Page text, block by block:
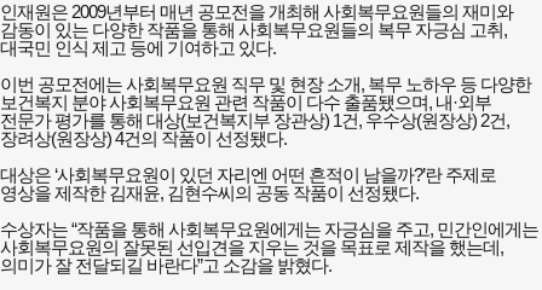
인재원은 2009년부터 매년 공모전을 개최해 사회복무요원들의 재미와
감동이 있는 다양한 작품을 통해 사회복무요원들의 복무 자긍심 고취,
대국민 인식 제고 등에 기여하고 있다.
이번 공모전에는 사회복무요원 직무 및 현장 소개, 복무 노하우 등 다양한
보건복지 분야 사회복무요원 관련 작품이 다수 출품됐으며, 내·외부
전문가 평가를 통해 대상(보건복지부 장관상) 1건, 우수상(원장상) 2건,
장려상(원장상) 4건의 작품이 선정됐다.
대상은 ‘사회복무요원이 있던 자리엔 어떤 흔적이 남을까?’란 주제로
영상을 제작한 김재윤, 김현수씨의 공동 작품이 선정됐다.
수상자는 “작품을 통해 사회복무요원에게는 자긍심을 주고, 민간인에게는
사회복무요원의 잘못된 선입견을 지우는 것을 목표로 제작을 했는데,
의미가 잘 전달되길 바란다”고 소감을 밝혔다.